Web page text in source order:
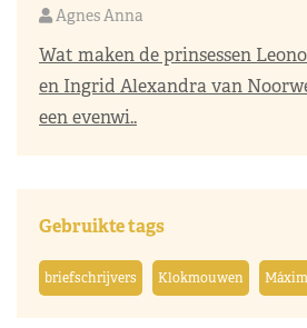
Agnes Anna
Wat maken de prinsessen
en Ingrid Alexandra van
een evenwi..
Gebruikte tags
briefschrijvers Klokmouwen